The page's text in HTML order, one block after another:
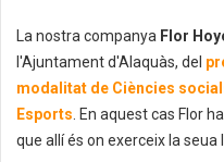
La nostra companya Flor
l'Ajuntament d'Alaquàs, del
modalitat de Ciències
Esports . En aquest cas Flor
que allí és on exerceix la seua